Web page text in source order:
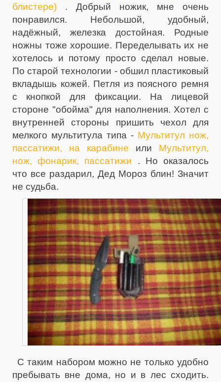
блистере) . Добрый ножик, мне очень
понравился. Небольшой, удобный,
надёжный, железка достойная. Родные
ножны тоже хорошие. Переделывать их не
хотелось и потому просто сделал новые.
По старой технологии - обшил пластиковый
вкладышь кожей. Петля из поясного ремня
с кнопкой для фиксации. На лицевой
стороне "обойма" для наполнения. Хотел с
внутренней стороны пришить чехол для
мелкого мультитула типа - Мультитул нож,
пассатижи, на карабине или Мультитул,
нож, фонарик, пассатижи . Но оказалось
что все раздарил, Дед Мороз блин! Значит
не судьба.
С таким набором можно не только удобно
пребывать вне дома, но и в лес сходить.